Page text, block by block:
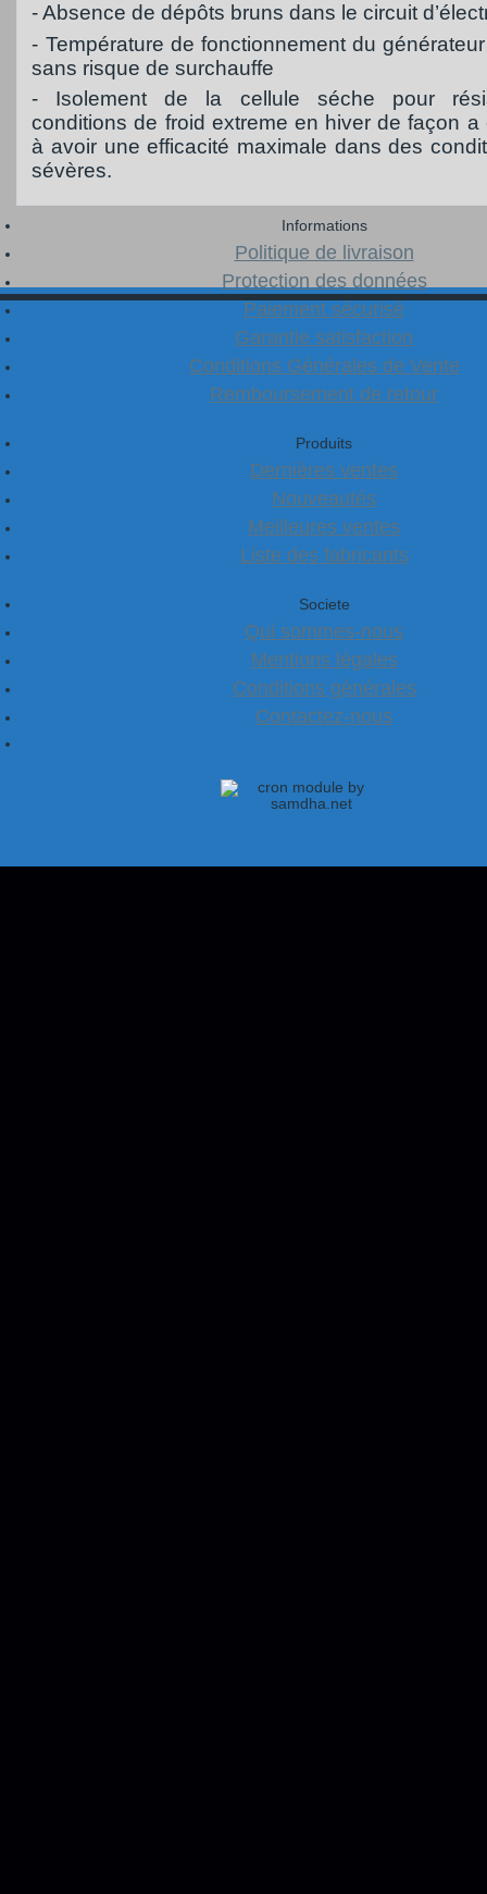
- Absence de dépôts bruns dans le circuit
- Température de fonctionnement du
sans risque de surchauffe
- Isolement de la cellule séche pour
conditions de froid extreme en hiver de façon a
à avoir une efficacité maximale dans des
sévères.
Informations
Politique de livraison
Protection des données
Paiement sécurisé
Garantie satisfaction
Conditions Générales de Vente
Remboursement de retour
Produits
Dernières ventes
Nouveautés
Meilleures ventes
Liste des fabricants
Societe
Qui sommes-nous
Mentions légales
Conditions générales
Contactez-nous